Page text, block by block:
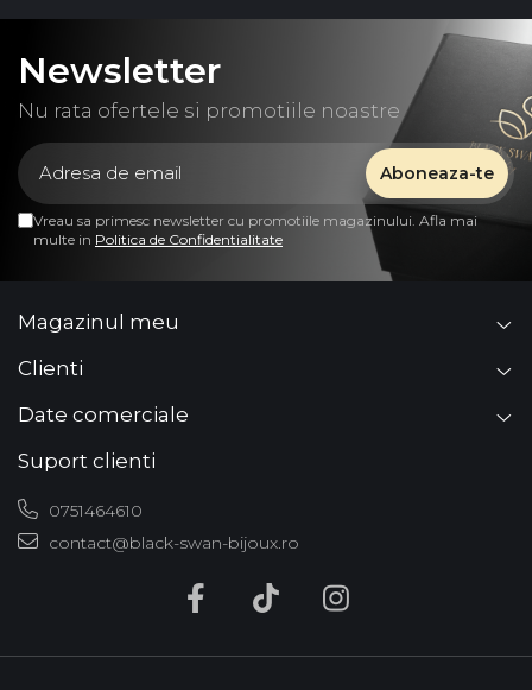
Newsletter
Nu rata ofertele si promotiile noastre
Vreau sa primesc newsletter cu promotiile magazinului. Afla mai
multe in Politica de Confidentialitate
Magazinul meu
Clienti
Date comerciale
Suport clienti
0751464610
contact@black-swan-bijoux.ro